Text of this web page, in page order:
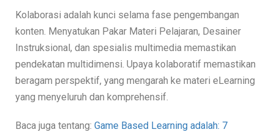
Kolaborasi adalah kunci selama fase pengembangan
konten. Menyatukan Pakar Materi Pelajaran, Desainer
Instruksional, dan spesialis multimedia memastikan
pendekatan multidimensi. Upaya kolaboratif memastikan
beragam perspektif, yang mengarah ke materi eLearning
yang menyeluruh dan komprehensif.
Baca juga tentang: Game Based Learning adalah: 7